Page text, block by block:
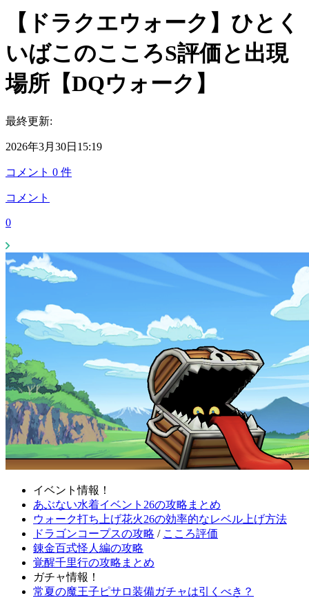
【ドラクエウォーク】ひとく
いばこのこころS評価と出現
場所【DQウォーク】
最終更新:
2026年3月30日15:19
コメント 0 件
コメント
0
イベント情報！
あぶない水着イベント26の攻略まとめ
ウォーク打ち上げ花火26の効率的なレベル上げ方法
ドラゴンコープスの攻略 / こころ評価
錬金百式怪人編の攻略
覚醒千里行の攻略まとめ
ガチャ情報！
常夏の魔王子ピサロ装備ガチャは引くべき？